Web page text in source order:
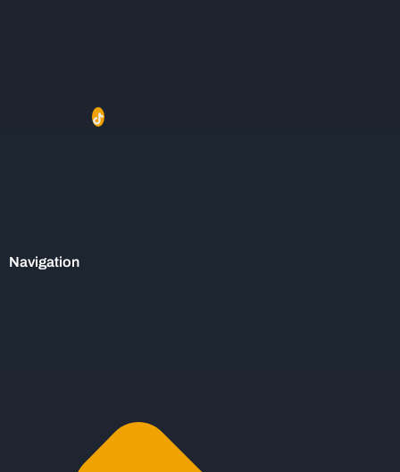
Navigation